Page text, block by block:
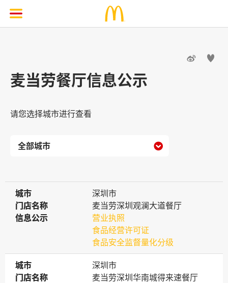
 
麦当劳餐厅信息公示
请您选择城市进行查看

城市
城市
深圳市
门店名称
门店名称
麦当劳深圳观澜大道餐厅
信息公示
信息公示
营业执照
食品经营许可证
食品安全监督量化分级
城市
城市
深圳市
门店名称
门店名称
麦当劳深圳华南城得来速餐厅